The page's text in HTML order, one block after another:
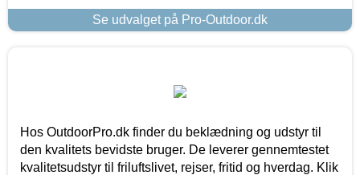
Se udvalget på Pro-Outdoor.dk
Hos OutdoorPro.dk finder du beklædning og udstyr til
den kvalitets bevidste bruger. De leverer gennemtestet
kvalitetsudstyr til friluftslivet, rejser, fritid og hverdag. Klik